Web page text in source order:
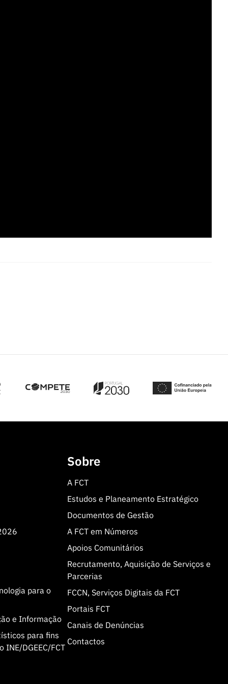
para o
e Informação
para fins
DGEEC/FCT
Sobre
A FCT
Estudos e Planeamento Estratégico
Documentos de Gestão
A FCT em Números
Apoios Comunitários
Recrutamento, Aquisição de Serviços e
Parcerias
FCCN, Serviços Digitais da FCT
Portais FCT
Canais de Denúncias
Contactos